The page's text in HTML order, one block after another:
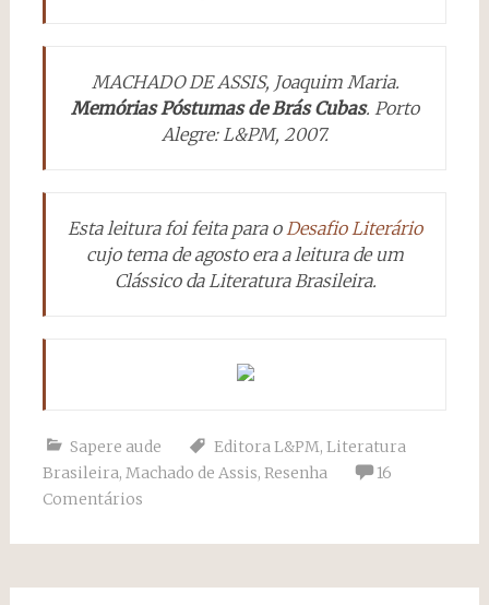
MACHADO DE ASSIS, Joaquim Maria.
Memórias Póstumas de Brás Cubas. Porto
Alegre: L&PM, 2007.
Esta leitura foi feita para oDesafio Literário
cujo tema de agosto era a leitura de um
Clássico da Literatura Brasileira.
Sapere aude Editora L&PM, Literatura
Brasileira, Machado de Assis, Resenha
16
Comentários